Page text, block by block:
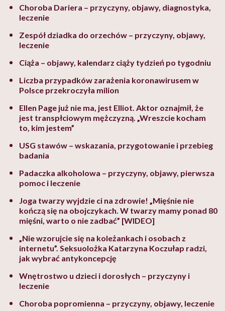
Choroba Dariera – przyczyny, objawy, diagnostyka,
leczenie
Zespół dziadka do orzechów – przyczyny, objawy,
leczenie
Ciąża – objawy, kalendarz ciąży tydzień po tygodniu
Liczba przypadków zarażenia koronawirusem w
Polsce przekroczyła milion
Ellen Page już nie ma, jest Elliot. Aktor oznajmił, że
jest transpłciowym mężczyzną. „Wreszcie kocham
to, kim jestem”
USG stawów – wskazania, przygotowanie i przebieg
badania
Padaczka alkoholowa – przyczyny, objawy, pierwsza
pomoc i leczenie
Joga twarzy wyjdzie ci na zdrowie! „Mięśnie nie
kończą się na obojczykach. W twarzy mamy ponad 80
mięśni, warto o nie zadbać” [WIDEO]
„Nie wzorujcie się na koleżankach i osobach z
internetu”. Seksuolożka Katarzyna Koczułap radzi,
jak wybrać antykoncepcję
Wnętrostwo u dzieci i dorosłych – przyczyny i
leczenie
Choroba popromienna – przyczyny, objawy, leczenie